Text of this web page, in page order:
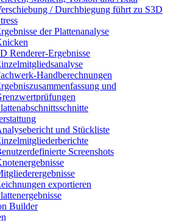
/ Durchbiegung führt zu S3D
der Plattenanalyse
Renderer-Ergebnisse
Handberechnungen
und
und Stückliste
Screenshots
exportieren
Builder